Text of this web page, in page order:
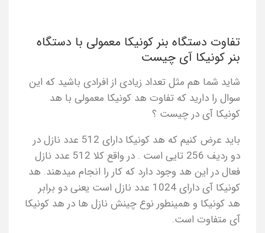
تفاوت دستگاه بنر کونیکا معمولی با دستگاه
بنر کونیکا آی چیست
شاید شما هم مثل تعداد زیادی از افرادی باشید که این
سوال را دارید که تفاوت هد کونیکا معمولی با هد
کونیکا آی در چیست ؟
باید عرض کنیم که هد کونیکا دارای 512 عدد نازل در
دو ردیف 256 تایی است . در واقع کلا 512 عدد نازل
فعال در این هد وجود دارد که کار را انجام میدهند. هد
کونیکا آی دارای 1024 عدد نازل است یعنی دو برابر
هد کونیکا و همینطور نوع چینش نازل ها در هد کونیکا
آی متفاوت است.